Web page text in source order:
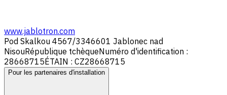
www.jablotron.com
Pod Skalkou 4567/3346601 Jablonec nad
NisouRépublique tchèqueNuméro d'identification :
28668715ÉTAIN : CZ28668715
Pour les partenaires d'installation